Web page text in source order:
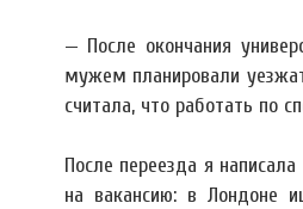
— После окончания
мужем планировали
считала, что работать по
После переезда я
на вакансию: в Лондоне